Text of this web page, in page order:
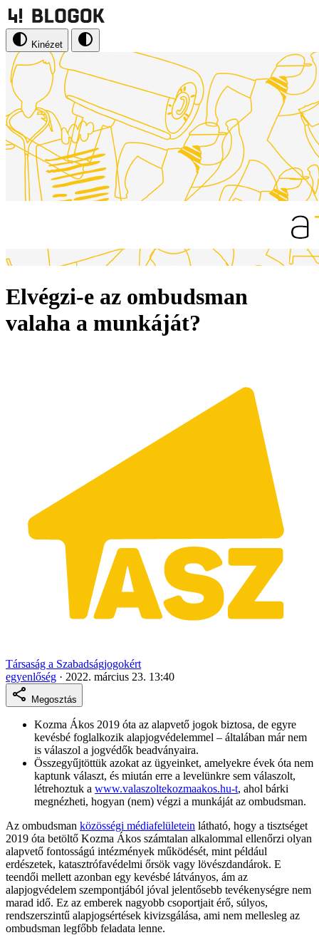
Kinézet
Elvégzi-e az ombudsman
valaha a munkáját?
Társaság a Szabadságjogokért
egyenlőség · 2022. március 23. 13:40
Megosztás
Kozma Ákos 2019 óta az alapvető jogok biztosa, de egyre
kevésbé foglalkozik alapjogvédelemmel – általában már nem
is válaszol a jogvédők beadványaira.
Összegyűjtöttük azokat az ügyeinket, amelyekre évek óta nem
kaptunk választ, és miután erre a levelünkre sem válaszolt,
létrehoztuk a www.valaszoltekozmaakos.hu-t, ahol bárki
megnézheti, hogyan (nem) végzi a munkáját az ombudsman.
Az ombudsman közösségi médiafelületein látható, hogy a tisztséget
2019 óta betöltő Kozma Ákos számtalan alkalommal ellenőrzi olyan
alapvető fontosságú intézmények működését, mint például
erdészetek, katasztrófavédelmi őrsök vagy lövészdandárok. E
teendői mellett azonban egy kevésbé látványos, ám az
alapjogvédelem szempontjából jóval jelentősebb tevékenységre nem
marad idő. Ez az emberek nagyobb csoportjait érő, súlyos,
rendszerszintű alapjogsértések kivizsgálása, ami nem mellesleg az
ombudsman legfőbb feladata lenne.